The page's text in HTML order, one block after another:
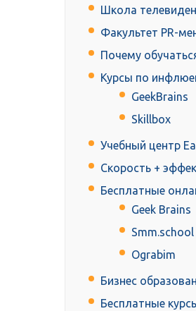
Школа
Факультет PR-
Почему
Курсы по
GeekBrains
Skillbox
Учебный центр
Скорость +
Бесплатные
Geek Brains
Smm.school
Ograbim
Бизнес
Бесплатные